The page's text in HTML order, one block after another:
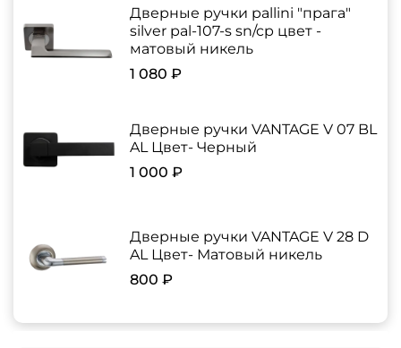
Дверные ручки pallini "прага"
silver pal-107-s sn/cp цвет -
матовый никель
1 080 ₽
Дверные ручки VANTAGE V 07 BL
AL Цвет- Черный
1 000 ₽
Дверные ручки VANTAGE V 28 D
AL Цвет- Матовый никель
800 ₽